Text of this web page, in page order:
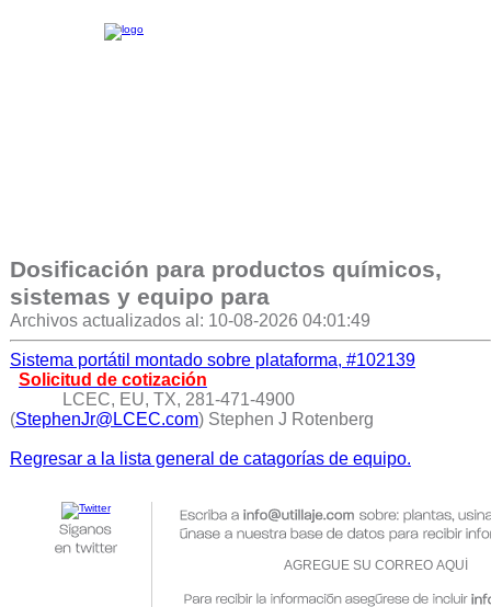
Dosificación para productos químicos,
sistemas y equipo para
Archivos actualizados al: 10-08-2026 04:01:49
Sistema portátil montado sobre plataforma, #102139
Solicitud de cotización
LCEC, EU, TX, 281-471-4900
(StephenJr@LCEC.com) Stephen J Rotenberg
Regresar a la lista general de catagorías de equipo.